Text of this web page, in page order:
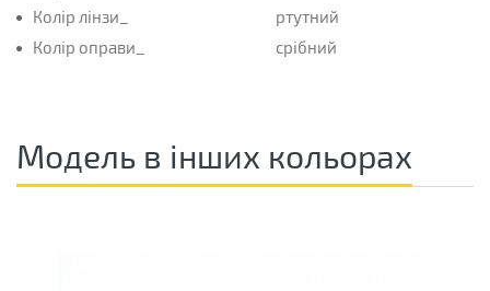
Колір лінзи_
ртутний
Колір оправи_
срібний
Модель в інших кольорах